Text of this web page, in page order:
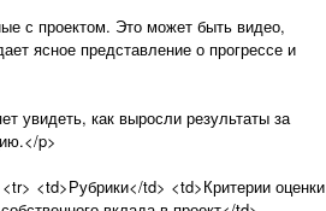
с проектом. Это может быть видео,
ясное представление о прогрессе и
увидеть, как выросли результаты за
p>
<td>Рубрики</td> <td>Критерии оценки